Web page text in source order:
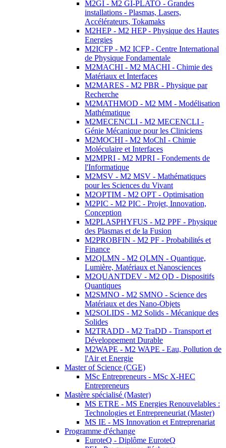
M2GI - M2 GI-PLATO - Grandes
installations - Plasmas, Lasers,
Accélérateurs, Tokamaks
M2HEP - M2 HEP - Physique des Hautes
Energies
M2ICFP - M2 ICFP - Centre International
de Physique Fondamentale
M2MACHI - M2 MACHI - Chimie des
Matériaux et Interfaces
M2MARES - M2 PBR - Physique par
Recherche
M2MATHMOD - M2 MM - Modélisation
Mathématique
M2MECENCLI - M2 MECENCLI -
Génie Mécanique pour les Cliniciens
M2MOCHI - M2 MoChI - Chimie
Moléculaire et Interfaces
M2MPRI - M2 MPRI - Fondements de
l'Informatique
M2MSV - M2 MSV - Mathématiques
pour les Sciences du Vivant
M2OPTIM - M2 OPT - Optimisation
M2PIC - M2 PIC - Projet, Innovation,
Conception
M2PLASPHYFUS - M2 PPF - Physique
des Plasmas et de la Fusion
M2PROBFIN - M2 PF - Probabilités et
Finance
M2QLMN - M2 QLMN - Quantique,
Lumière, Matériaux et Nanosciences
M2QUANTDEV - M2 QD - Dispositifs
Quantiques
M2SMNO - M2 SMNO - Science des
Matériaux et des Nano-Objets
M2SOLIDS - M2 Solids - Mécanique des
Solides
M2TRADD - M2 TraDD - Transport et
Développement Durable
M2WAPE - M2 WAPE - Eau, Pollution de
l'Air et Energie
Master of Science (CGE)
MSc Entrepreneurs - MSc X-HEC
Entrepreneurs
Mastère spécialisé (Master)
MS ETRE - MS Energies Renouvelables :
Technologies et Entrepreneuriat (Master)
MS IE - MS Innovation et Entreprenariat
Programme d'échange
EuroteQ - Diplôme EuroteQ